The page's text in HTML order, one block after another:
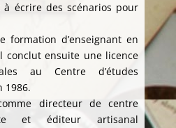
écrire des scénarios pour
formation d’enseignant en
conclut ensuite une licence
au Centre d’études
1986.
directeur de centre
et éditeur artisanal